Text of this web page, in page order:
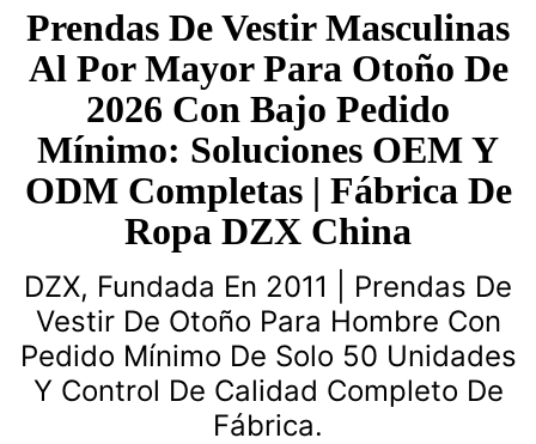
Prendas De Vestir Masculinas
Al Por Mayor Para Otoño De
2026 Con Bajo Pedido
Mínimo: Soluciones OEM Y
ODM Completas | Fábrica De
Ropa DZX China
DZX, Fundada En 2011 | Prendas De
Vestir De Otoño Para Hombre Con
Pedido Mínimo De Solo 50 Unidades
Y Control De Calidad Completo De
Fábrica.